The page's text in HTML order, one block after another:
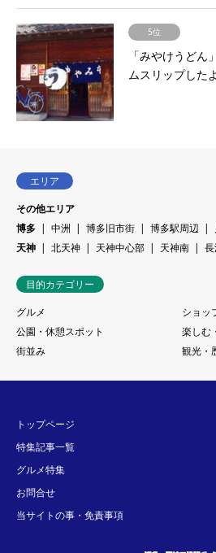
5位
「みやけうどん
ムスリップした
エリア
その他エリア
博多
中洲 博多旧市街 博多駅周辺
天神
北天神 天神中心部 天神南
目的カテゴリー
グルメ
ショッ
公園・休憩スポット
楽しむ
街並み
観光・
トップページ
特集記事一覧
グルメ特集
お問合せ
当サイトの事・免責事項